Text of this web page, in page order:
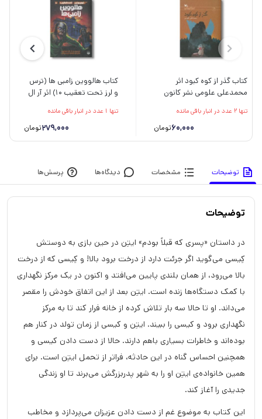
کتاب گذر از کوه کبود اثر
محمدعلی علومی نشر کانون
نوجوانان
تنها 2 عدد در انبار باقی مانده
60,000تومان
کتاب هالووین زامبی ها (ترس
و لرز تحت تعقیب 10) اثر آر ال
نشر پیدایش
تنها 1 عدد در انبار باقی مانده
279,000تومان
توضیحات مشخصات دیدگاه‌ها پرسش‌ها
توضیحات
در داستان «پسری که قبلاً بودم» ایتِن در حین بازی به دوستش
کِیسی می‌گوید اگر جرئت دارد از درخت برود بالا! و کِیسی که از درخت
بالا می‌رود، از همان بلندی پایین می‌افتد و اکنون در یک مرکز نگهداری
با کمک دستگاه‌ها زنده است. ایتِن بعد از این اتفاق خودش را مقصر
می‌داند. او تا حالا سه بار تلاش کرده از خانه فرار کند تا به مرکز
نگهداری برود و کیسی را ببیند. ایتِن و کیسی از زمان تولد در کنار هم
بوده‌اند و خاطرات بسیاری باهم دارند. حالا از دست دادن کیسی و
همچنین احساس گناه در این حادثه، فراتر از تحمل ایتِن است. برای
همین خانواده‌ی ایتِن او را به شهر پدربزرگش می‌برند تا او زندگی
جدیدی را آغاز کند.
این کتاب به موضوع غم از دست دادن عزیزان می‌پردازد و مخاطب